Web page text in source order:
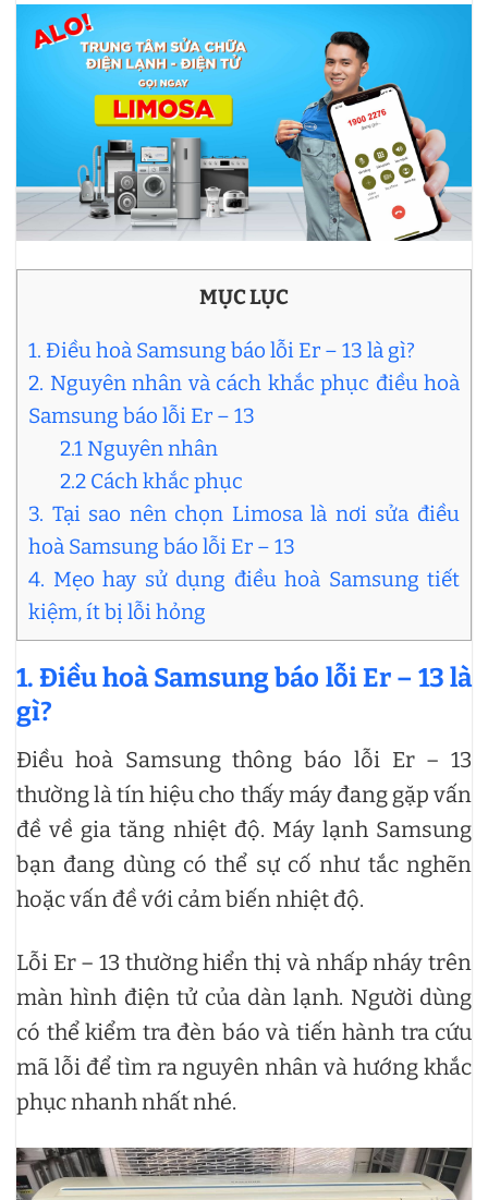
MỤC LỤC
1. Điều hoà Samsung báo lỗi Er – 13 là gì?
2. Nguyên nhân và cách khắc phục điều hoà
Samsung báo lỗi Er – 13
2.1 Nguyên nhân
2.2 Cách khắc phục
3. Tại sao nên chọn Limosa là nơi sửa điều
hoà Samsung báo lỗi Er – 13
4. Mẹo hay sử dụng điều hoà Samsung tiết
kiệm, ít bị lỗi hỏng
1. Điều hoà Samsung báo lỗi Er – 13 là
gì?
Điều hoà Samsung thông báo lỗi Er – 13
thường là tín hiệu cho thấy máy đang gặp vấn
đề về gia tăng nhiệt độ. Máy lạnh Samsung
bạn đang dùng có thể sự cố như tắc nghẽn
hoặc vấn đề với cảm biến nhiệt độ.
Lỗi Er – 13 thường hiển thị và nhấp nháy trên
màn hình điện tử của dàn lạnh. Người dùng
có thể kiểm tra đèn báo và tiến hành tra cứu
mã lỗi để tìm ra nguyên nhân và hướng khắc
phục nhanh nhất nhé.